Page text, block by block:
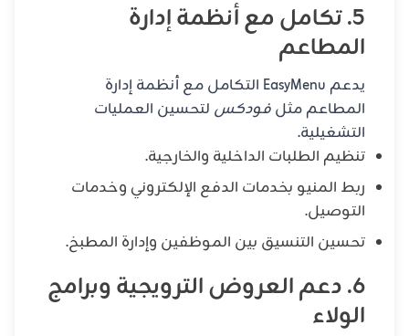
5. تكامل مع أنظمة إدارة
المطاعم
يدعم EasyMenu التكامل مع أنظمة إدارة
المطاعم مثلفودكس لتحسين العمليات
التشغيلية.
تنظيم الطلبات الداخلية والخارجية.
ربط المنيو بخدمات الدفع الإلكتروني وخدمات
التوصيل.
تحسين التنسيق بين الموظفين وإدارة المطبخ.
6. دعم العروض الترويجية وبرامج
الولاء